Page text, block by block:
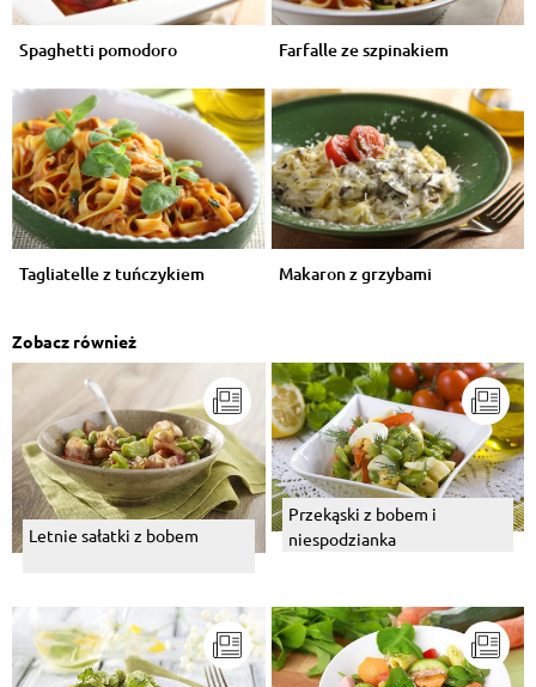
Spaghetti pomodoro Farfalle ze szpinakiem
Tagliatelle z tuńczykiem Makaron z grzybami
Zobacz również
Letnie sałatki z bobem
Przekąski z bobem i
niespodzianka